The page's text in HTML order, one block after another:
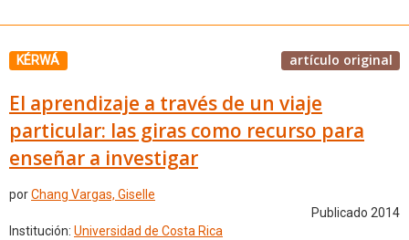
KÉRWÁ artículo original
El aprendizaje a través de un viaje
particular: las giras como recurso para
enseñar a investigar
porChang Vargas, Giselle
Publicado 2014
Institución: Universidad de Costa Rica